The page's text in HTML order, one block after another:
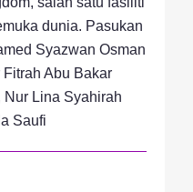
dunia. Pasukan
Syazwan Osman
Abu Bakar
Nur Lina Syahirah
Saufi